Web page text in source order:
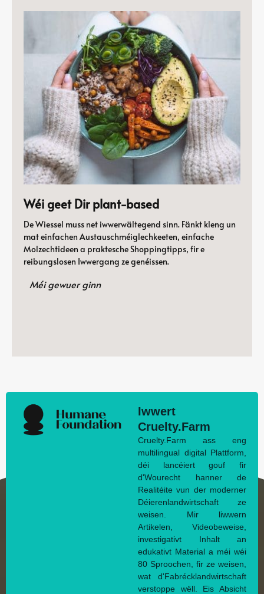
Wéi geet Dir plant-based
De Wiessel muss net iwwerwältegend sinn. Fänkt kleng un
mat einfachen Austauschméiglechkeeten, einfache
Molzechtideen a praktesche Shoppingtipps, fir e
reibungslosen Iwwergang ze genéissen.
Méi gewuer ginn
Iwwert
Cruelty.Farm
Cruelty.Farm ass eng
multilingual digital Plattform,
déi lancéiert gouf fir
d'Wourecht hanner de
Realitéite vun der moderner
Déierenlandwirtschaft ze
weisen. Mir liwwern
Artikelen, Videobeweise,
investigativt Inhalt an
edukativt Material a méi wéi
80 Sproochen, fir ze weisen,
wat d'Fabrécklandwirtschaft
verstoppe wëll. Eis Absicht